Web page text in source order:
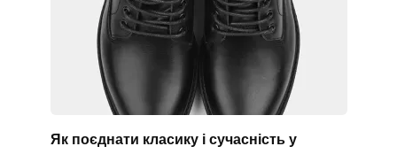
Як поєднати класику і сучасність у